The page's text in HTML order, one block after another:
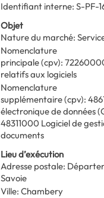
Identifiant interne: S-PF-
Objet
Nature du marché:
Nomenclature
principale(cpv):
relatifs aux logiciels
Nomenclature
supplémentaire(cpv):
électronique de données
48311000 Logiciel de
documents
Lieu d’exécution
Adresse postale:
Savoie
Ville: Chambery